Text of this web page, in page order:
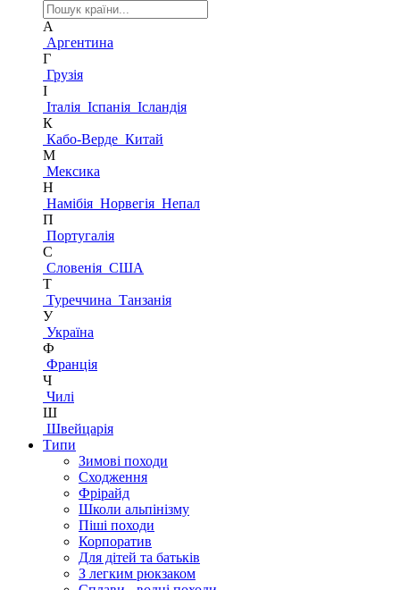
А
Аргентина
Г
Грузія
І
Італія Іспанія Ісландія
К
Кабо-Верде Китай
М
Мексика
Н
Намібія Норвегія Непал
П
Португалія
С
Словенія США
Т
Туреччина Танзанія
У
Україна
Ф
Франція
Ч
Чилі
Ш
Швейцарія
Типи
Зимові походи
Сходження
Фрірайд
Школи альпінізму
Піші походи
Корпоратив
Для дітей та батьків
З легким рюкзаком